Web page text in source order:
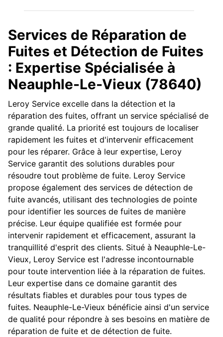
Services de Réparation de
Fuites et Détection de Fuites
: Expertise Spécialisée à
Neauphle-Le-Vieux (78640)
Leroy Service excelle dans la détection et la
réparation des fuites, offrant un service spécialisé de
grande qualité. La priorité est toujours de localiser
rapidement les fuites et d'intervenir efficacement
pour les réparer. Grâce à leur expertise, Leroy
Service garantit des solutions durables pour
résoudre tout problème de fuite. Leroy Service
propose également des services de détection de
fuite avancés, utilisant des technologies de pointe
pour identifier les sources de fuites de manière
précise. Leur équipe qualifiée est formée pour
intervenir rapidement et efficacement, assurant la
tranquillité d'esprit des clients. Situé à Neauphle-Le-
Vieux, Leroy Service est l'adresse incontournable
pour toute intervention liée à la réparation de fuites.
Leur expertise dans ce domaine garantit des
résultats fiables et durables pour tous types de
fuites. Neauphle-Le-Vieux bénéficie ainsi d'un service
de qualité pour répondre à ses besoins en matière de
réparation de fuite et de détection de fuite.